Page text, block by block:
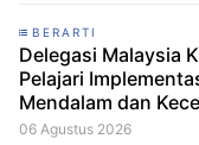
BERARTI
Delegasi Malaysia
Pelajari
Mendalam dan
06 Agustus 2026